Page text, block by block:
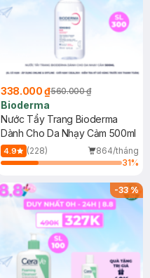
338.000 ₫560.000 ₫
Bioderma
Nước Tẩy Trang Bioderma
Dành Cho Da Nhạy Cảm 500ml
4.9 (228)
864/tháng
31%
-33%